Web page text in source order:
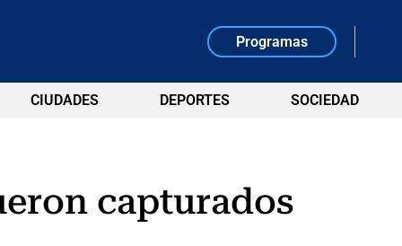
Programas
CIUDADES DEPORTES SOCIEDAD
capturados